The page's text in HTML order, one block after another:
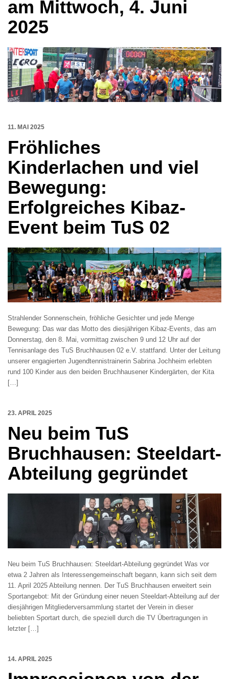
am Mittwoch, 4. Juni
2025
11. MAI 2025
Fröhliches
Kinderlachen und viel
Bewegung:
Erfolgreiches Kibaz-
Event beim TuS 02
Strahlender Sonnenschein, fröhliche Gesichter und jede Menge
Bewegung: Das war das Motto des diesjährigen Kibaz-Events, das am
Donnerstag, den 8. Mai, vormittag zwischen 9 und 12 Uhr auf der
Tennisanlage des TuS Bruchhausen 02 e.V. stattfand. Unter der Leitung
unserer engagierten Jugendtennistrainerin Sabrina Jochheim erlebten
rund 100 Kinder aus den beiden Bruchhausener Kindergärten, der Kita
[…]
23. APRIL 2025
Neu beim TuS
Bruchhausen: Steeldart-
Abteilung gegründet
Neu beim TuS Bruchhausen: Steeldart-Abteilung gegründet Was vor
etwa 2 Jahren als Interessengemeinschaft begann, kann sich seit dem
11. April 2025 Abteilung nennen. Der TuS Bruchhausen erweitert sein
Sportangebot: Mit der Gründung einer neuen Steeldart-Abteilung auf der
diesjährigen Mitgliederversammlung startet der Verein in dieser
beliebten Sportart durch, die speziell durch die TV Übertragungen in
letzter […]
14. APRIL 2025